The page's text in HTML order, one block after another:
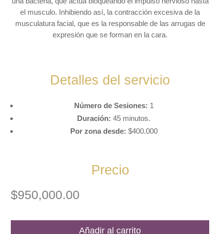
el musculo. Inhibiendo así, la contracción excesiva de la
musculatura facial, que es la responsable de las arrugas de
expresión que se forman en la cara.
Detalles del servicio
Número de Sesiones: 1
Duración: 45 minutos.
Por zona desde: $400.000
Precio
$950,000.00
Añadir al carrito